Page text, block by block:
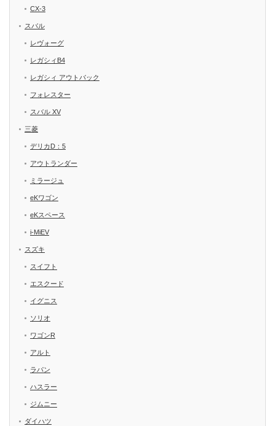
CX-3
スバル
レヴォーグ
レガシィB4
レガシィ アウトバック
フォレスター
スバル XV
三菱
デリカD：5
アウトランダー
ミラージュ
eKワゴン
eKスペース
i-MiEV
スズキ
スイフト
エスクード
イグニス
ソリオ
ワゴンR
アルト
ラパン
ハスラー
ジムニー
ダイハツ